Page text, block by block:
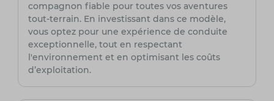
compagnon fiable pour toutes vos aventures
tout-terrain. En investissant dans ce modèle,
vous optez pour une expérience de conduite
exceptionnelle, tout en respectant
l'environnement et en optimisant les coûts
d’exploitation.